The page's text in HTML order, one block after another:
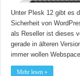
Unter Plesk 12 gibt es
Sicherheit von
als Reseller ist dieses
gerade in älteren
immer wollen
Mehr lesen »